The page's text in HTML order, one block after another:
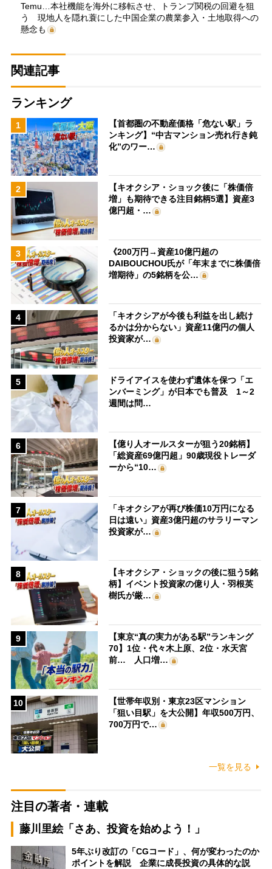
Temu…本社機能を海外に移転させ、トランプ関税の回避を狙
う 現地人を隠れ蓑にした中国企業の農業参入・土地取得への
懸念も
関連記事
ランキング
1
【首都圏の不動産価格「危ない駅」ラ
ンキング】“中古マンション売れ行き鈍
化”のワー…
2
【キオクシア・ショック後に「株価倍
増」も期待できる注目銘柄5選】資産3
億円超・…
3
《200万円→資産10億円超の
DAIBOUCHOU氏が「年末までに株価倍
増期待」の5銘柄を公…
4
「キオクシアが今後も利益を出し続け
るかは分からない」資産11億円の個人
投資家が…
5
ドライアイスを使わず遺体を保つ「エ
ンバーミング」が日本でも普及 1～2
週間は問…
6
【億り人オールスターが狙う20銘柄】
「総資産69億円超」90歳現役トレーダ
ーから“10…
7
「キオクシアが再び株価10万円になる
日は遠い」資産3億円超のサラリーマン
投資家が…
8
【キオクシア・ショックの後に狙う5銘
柄】イベント投資家の億り人・羽根英
樹氏が厳…
9
【東京“真の実力がある駅”ランキング
70】1位・代々木上原、2位・水天宮
前… 人口増…
10
【世帯年収別・東京23区マンション
「狙い目駅」を大公開】年収500万円、
700万円で…
一覧を見る
注目の著者・連載
藤川里絵「さあ、投資を始めよう！」
5年ぶり改訂の「CGコード」、何が変わったのか
ポイントを解説 企業に成長投資の具体的な説